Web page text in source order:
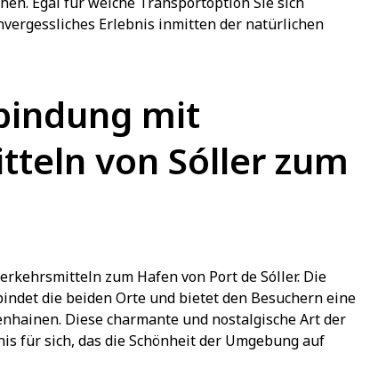
Erlebnis inmitten der natürlichen
mit
von Sóller zum
zum Hafen von Port de Sóller. Die
die beiden Orte und bietet den Besuchern eine
Diese charmante und nostalgische Art der
für sich, das die Schönheit der Umgebung auf